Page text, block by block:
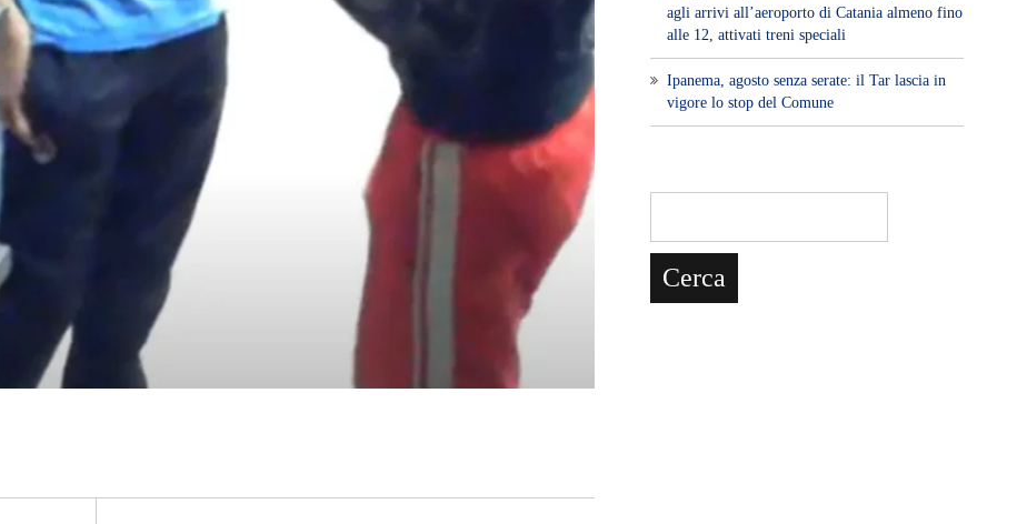
agli arrivi all’aeroporto di Catania almeno fino
alle 12, attivati treni speciali
Ipanema, agosto senza serate: il Tar lascia in
vigore lo stop del Comune